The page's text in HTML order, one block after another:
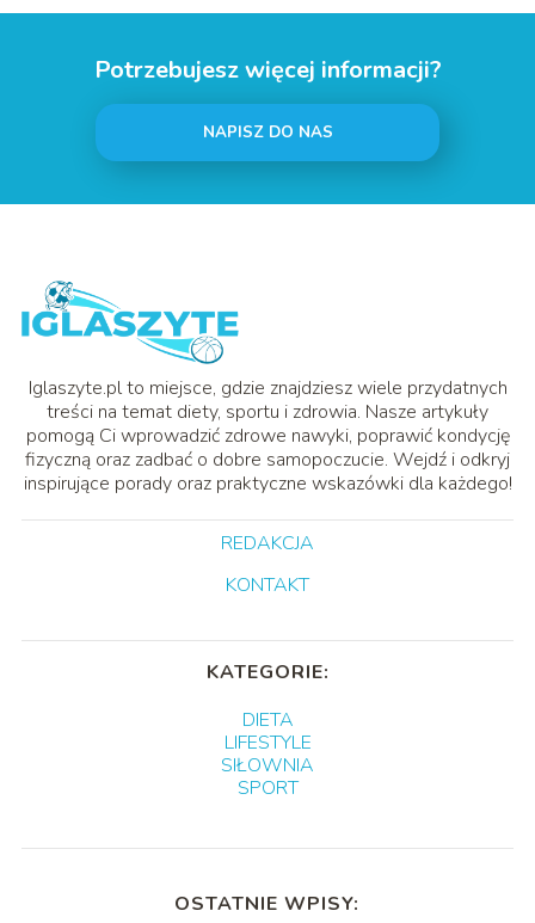
Potrzebujesz więcej informacji?
NAPISZ DO NAS
Iglaszyte.pl to miejsce, gdzie znajdziesz wiele przydatnych
treści na temat diety, sportu i zdrowia. Nasze artykuły
pomogą Ci wprowadzić zdrowe nawyki, poprawić kondycję
fizyczną oraz zadbać o dobre samopoczucie. Wejdź i odkryj
inspirujące porady oraz praktyczne wskazówki dla każdego!
REDAKCJA
KONTAKT
KATEGORIE:
DIETA
LIFESTYLE
SIŁOWNIA
SPORT
OSTATNIE WPISY: